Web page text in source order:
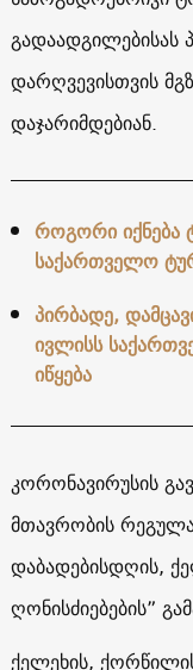
გადაადგილებისას
დარღვევისთვის
დაჯარიმდებიან.
როგორი იქნება
საქართველო
პირბადე,
ივლისს
იწყება
კორონავირუსის
მთავრობის
დაბადებისდღის,
ღონისძიებების”
ქელეხის,